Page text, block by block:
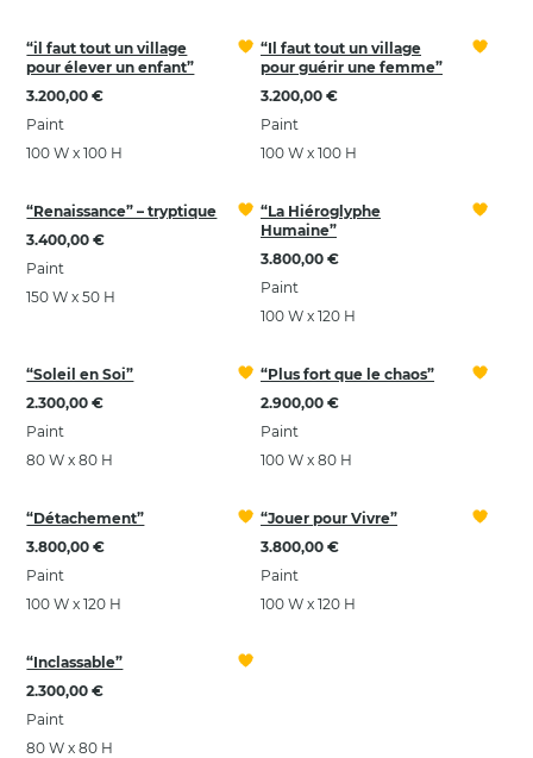
“il faut tout un village
pour élever un enfant”
3.200,00 €
Paint
100 W x 100 H
“Il faut tout un village
pour guérir une femme”
3.200,00 €
Paint
100 W x 100 H
“Renaissance” – tryptique
3.400,00 €
Paint
150 W x 50 H
“La Hiéroglyphe
Humaine”
3.800,00 €
Paint
100 W x 120 H
“Soleil en Soi”
2.300,00 €
Paint
80 W x 80 H
“Plus fort que le chaos”
2.900,00 €
Paint
100 W x 80 H
“Détachement”
3.800,00 €
Paint
100 W x 120 H
“Jouer pour Vivre”
3.800,00 €
Paint
100 W x 120 H
“Inclassable”
2.300,00 €
Paint
80 W x 80 H